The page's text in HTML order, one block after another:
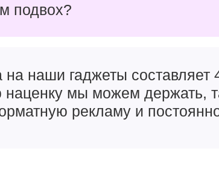
подвох?
наши гаджеты составляет
наценку мы можем держать,
рекламу и